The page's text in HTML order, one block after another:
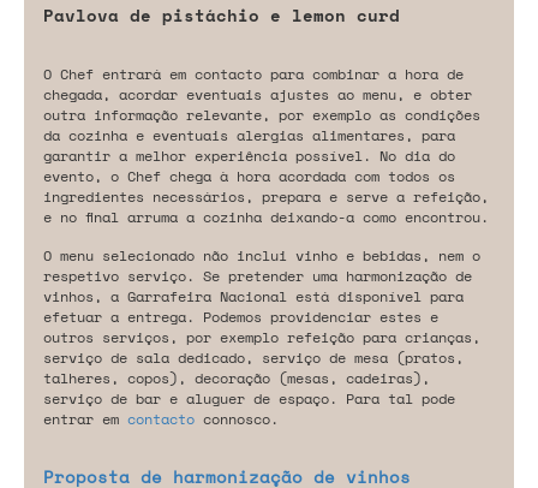
Pavlova de pistáchio e lemon curd
O Chef entrará em contacto para combinar a hora de
chegada, acordar eventuais ajustes ao menu, e obter
outra informação relevante, por exemplo as condições
da cozinha e eventuais alergias alimentares, para
garantir a melhor experiência possível. No dia do
evento, o Chef chega à hora acordada com todos os
ingredientes necessários, prepara e serve a refeição,
e no final arruma a cozinha deixando-a como encontrou.
O menu selecionado não inclui vinho e bebidas, nem o
respetivo serviço. Se pretender uma harmonização de
vinhos, a Garrafeira Nacional está disponível para
efetuar a entrega. Podemos providenciar estes e
outros serviços, por exemplo refeição para crianças,
serviço de sala dedicado, serviço de mesa (pratos,
talheres, copos), decoração (mesas, cadeiras),
serviço de bar e aluguer de espaço. Para tal pode
entrar em contacto connosco.
Proposta de harmonização de vinhos